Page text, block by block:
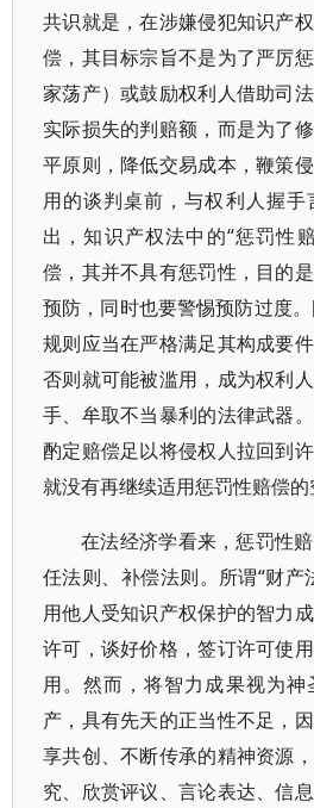
共识就是，在涉嫌侵犯知识产
偿，其目标宗旨不是为了严厉
家荡产）或鼓励权利人借助司
实际损失的判赔额，而是为了
平原则，降低交易成本，鞭策
用的谈判桌前，与权利人握
出，知识产权法中的“惩罚性
偿，其并不具有惩罚性，目的
预防，同时也要警惕预防过度
规则应当在严格满足其构成要
否则就可能被滥用，成为权利
手、牟取不当暴利的法律武器
酌定赔偿足以将侵权人拉回到
就没有再继续适用惩罚性赔偿的
在法经济学看来，惩罚性
任法则、补偿法则。所谓“财产
用他人受知识产权保护的智力
许可，谈好价格，签订许可使
用。然而，将智力成果视为
产，具有先天的正当性不足，
享共创、不断传承的精神资源
究、欣赏评议、言论表达、信